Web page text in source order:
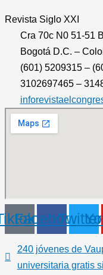
Revista Siglo XXI
Cra 70c N0 51-51
Bogotá D.C. –
(601) 5209315 –
3102697465 –
FacebookTwitter
240 jóvenes de
universitaria gratis